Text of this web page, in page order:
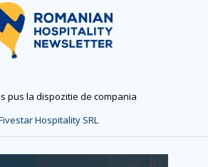
pus la dispozitie de compania
Hospitality SRL